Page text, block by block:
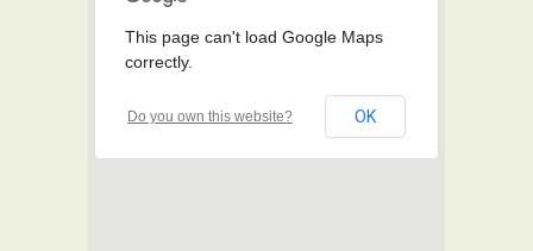
This page can't load Google Maps
correctly.
Do you own this website? OK